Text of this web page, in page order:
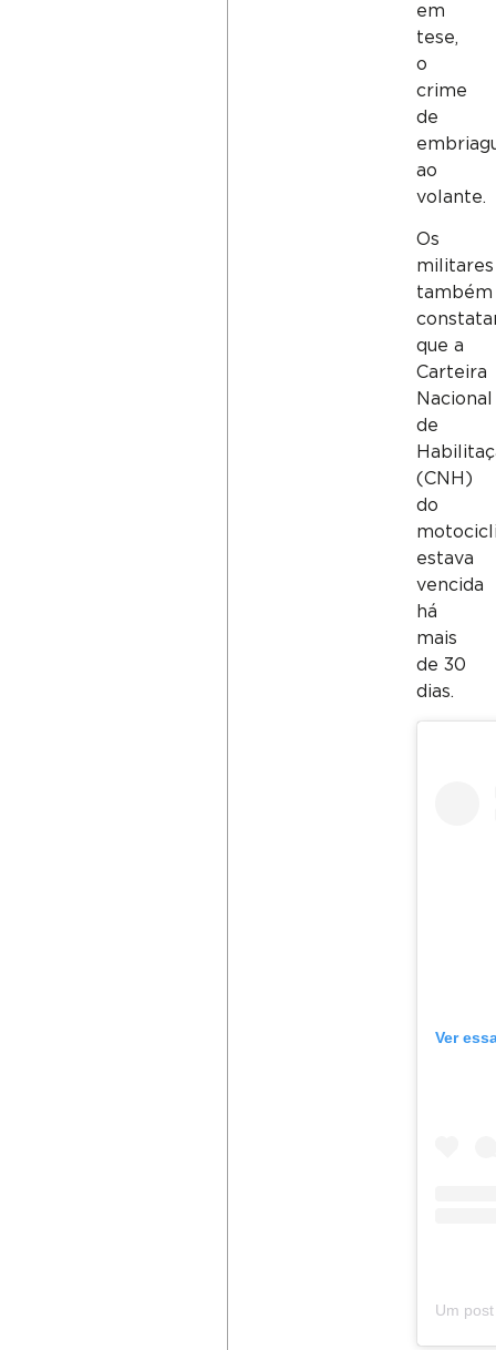
em
tese,
o
crime
de
ao
volante.
Os
militares
também
que a
Carteira
Nacional
de
(CNH)
do
estava
vencida
há
mais
de 30
dias.
Ver